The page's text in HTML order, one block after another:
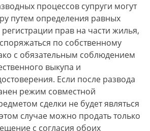
процессов супруги могут
путем определения равных
прав на части жилья,
по собственному
с обязательным соблюдением
выкупа и
Если после развода
режим совместной
сделки не будет являться
случае можно продать только
с согласия обоих